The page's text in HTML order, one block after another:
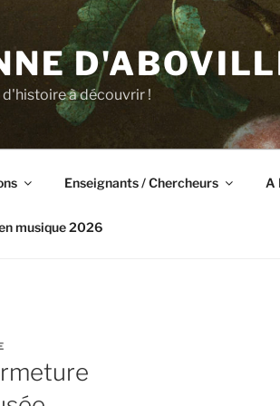
à découvrir !
Enseignants / Chercheurs A
musique 2026